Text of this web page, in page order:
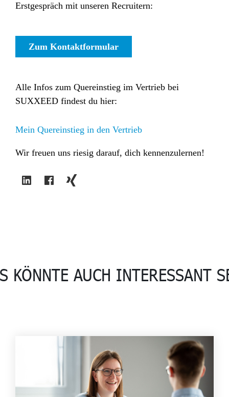
Erstgespräch mit unseren Recruitern:
Zum Kontaktformular
Alle Infos zum Quereinstieg im Vertrieb bei
SUXXEED findest du hier:
Mein Quereinstieg in den Vertrieb
Wir freuen uns riesig darauf, dich kennenzulernen!
KÖNNTE AUCH INTERESSANT